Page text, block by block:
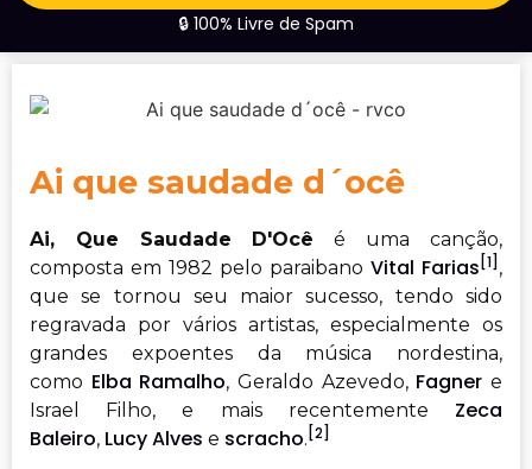
🔒 100% Livre de Spam
Ai que saudade d´ocê
Ai, Que Saudade D'Ocê é uma canção,
composta em 1982 pelo paraibano Vital Farias [1] ,
que se tornou seu maior sucesso, tendo sido
regravada por vários artistas, especialmente os
grandes expoentes da música nordestina,
como Elba Ramalho, Geraldo Azevedo, Fagner e
Israel Filho, e mais recentemente Zeca
Baleiro, Lucy Alves e scracho. [2]